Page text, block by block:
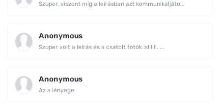
Szuper, viszont míg a leírásban azt kommunikáljáto...
Anonymous
Szuper volt a leírás és a csatolt fotók is!!!!!!. ...
Anonymous
Az a lényege